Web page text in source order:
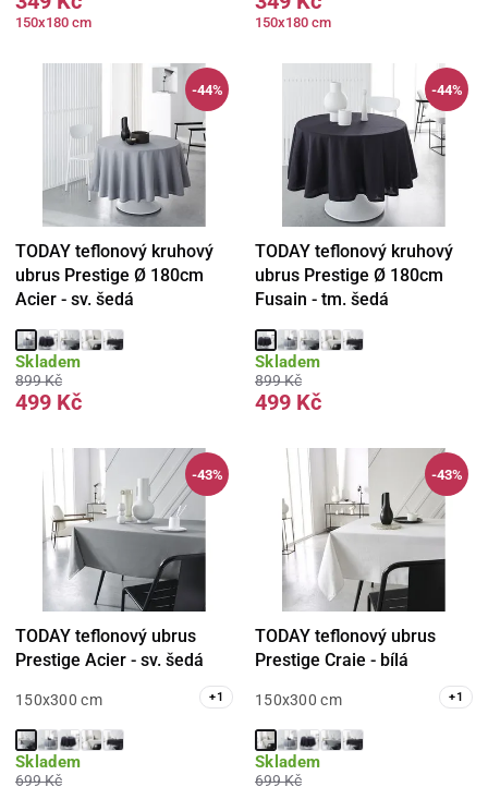
150x180 cm 150x180 cm
-44%
TODAY teflonový kruhový
ubrus Prestige Ø 180cm
Acier - sv. šedá
Skladem
899 Kč
499 Kč
-44%
TODAY teflonový kruhový
ubrus Prestige Ø 180cm
Fusain - tm. šedá
Skladem
899 Kč
499 Kč
-43%
TODAY teflonový ubrus
Prestige Acier - sv. šedá
150x300 cm +1
Skladem
699 Kč
-43%
TODAY teflonový ubrus
Prestige Craie - bílá
150x300 cm +1
Skladem
699 Kč